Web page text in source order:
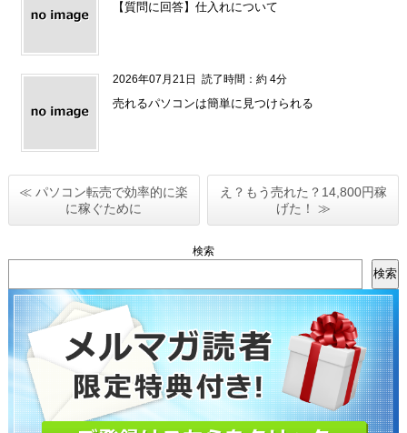
【質問に回答】仕入れについて
2026年07月21日 読了時間：約 4分
売れるパソコンは簡単に見つけられる
≪ パソコン転売で効率的に楽
に稼ぐために
え？もう売れた？14,800円稼
げた！ ≫
検索
検索